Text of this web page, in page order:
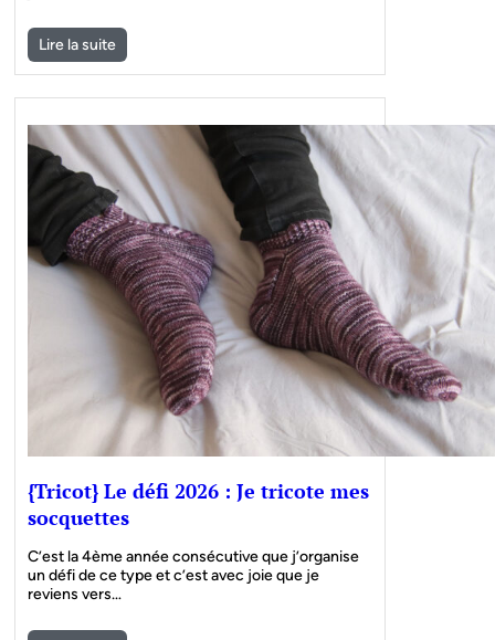
Lire la suite
{Tricot} Le défi 2026 : Je tricote mes
socquettes
C’est la 4ème année consécutive que j’organise
un défi de ce type et c’est avec joie que je
reviens vers…